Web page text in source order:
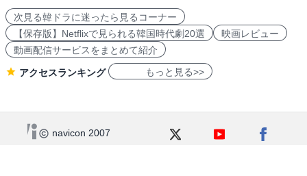
次見る韓ドラに迷ったら見るコーナー
【保存版】Netflixで見られる韓国時代劇20選
映画レビュー
動画配信サービスをまとめて紹介
アクセスランキング もっと見る>>
navicon 2007